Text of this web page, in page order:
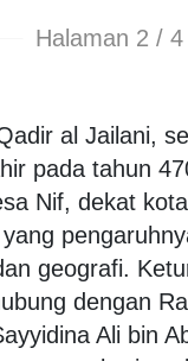
Halaman 2 / 4
al Jailani,
pada tahun
Nif, dekat
geografi.
dengan
Ali bin